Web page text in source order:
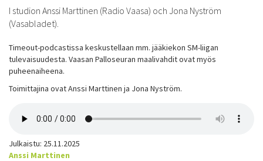
I studion Anssi Marttinen (Radio Vaasa) och Jona Nyström
(Vasabladet).
Timeout-podcastissa keskustellaan mm. jääkiekon SM-liigan
tulevaisuudesta. Vaasan Palloseuran maalivahdit ovat myös
puheenaiheena.
Toimittajina ovat Anssi Marttinen ja Jona Nyström.
Julkaistu: 25.11.2025
Anssi Marttinen